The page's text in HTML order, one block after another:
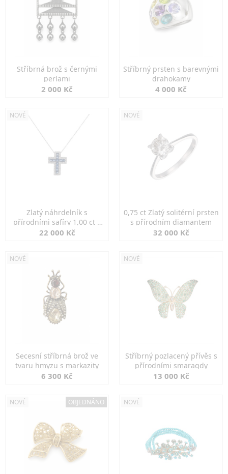
Stříbrná brož s černými
perlami
2 000 Kč
Stříbrný prsten s barevnými
drahokamy
4 000 Kč
NOVÉ
Zlatý náhrdelník s
přírodními safíry 1,00 ct a
diamanty
22 000 Kč
NOVÉ
0,75 ct Zlatý solitérní prsten
s přírodním diamantem
32 000 Kč
NOVÉ
Secesní stříbrná brož ve
tvaru hmyzu s markazity
6 300 Kč
NOVÉ
Stříbrný pozlacený přívěs s
přírodními smaragdy
13 000 Kč
NOVÉ OBJEDNÁNO NOVÉ